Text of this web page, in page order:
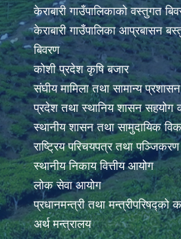
केराबारी गाउँपालिकाको वस्तुगत
केराबारी गाउँपालिका आप्रबासन
बिवरण
कोशी प्रदेश कृषि बजार
संघीय मामिला तथा सामान्य
प्रदेश तथा स्थानिय शासन सहयोग
स्थानीय शासन तथा सामुदायिक
राष्ट्रिय परिचयपत्र तथा
स्थानीय निकाय वित्तीय आयोग
लोक सेवा आयोग
प्रधानमन्त्री तथा मन्त्रीपरिषद्को
अर्थ मन्त्रालय